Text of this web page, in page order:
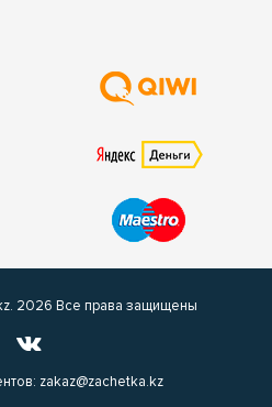
2026 Все права защищены
zakaz@zachetka.kz